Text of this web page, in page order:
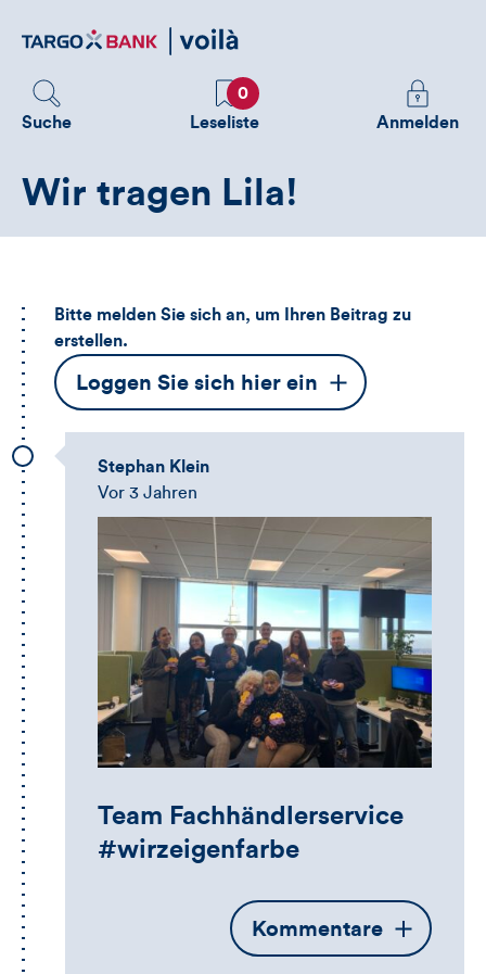
zum
Suche
Favoriten
0
Leseliste
Melden
Sie
Anmelden
Wir tragen Lila!
Bitte melden Sie sich an, um Ihren Beitrag zu
erstellen.
Dieser
Button
das
Anmeldeformular
Loggen Sie sich hier ein
Stephan Klein
Vor 3 Jahren
Team Fachhändlerservice
#wirzeigenfarbe
Öffnet
die
Kommentare